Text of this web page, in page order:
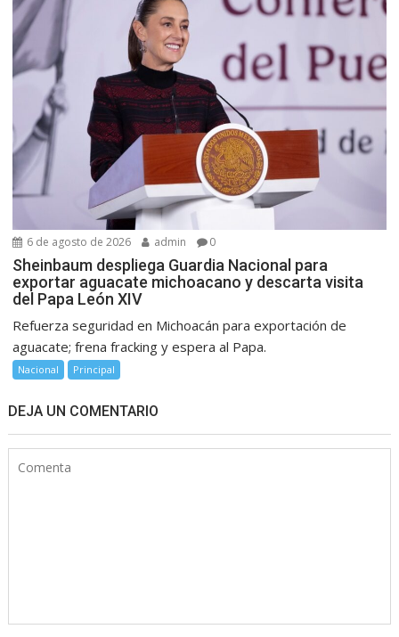
6 de agosto de 2026 admin 0
Sheinbaum despliega Guardia Nacional para
exportar aguacate michoacano y descarta visita
del Papa León XIV
Refuerza seguridad en Michoacán para exportación de
aguacate; frena fracking y espera al Papa.
Nacional Principal
DEJA UN COMENTARIO